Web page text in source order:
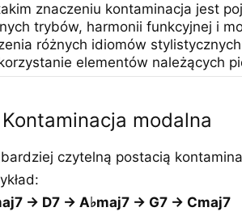
znaczeniu kontaminacja jest
trybów, harmonii funkcyjnej i
różnych idiomów
elementów należących
modalna
czytelną postacią
→ D7 → A♭maj7 → G7 → Cmaj7